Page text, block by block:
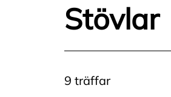
Stövlar
9 träffar